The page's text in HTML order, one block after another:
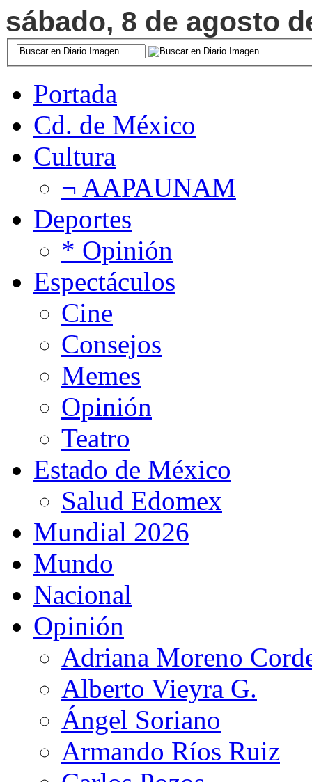
sábado, 8 de agosto
Portada
Cd. de México
Cultura
¬ AAPAUNAM
Deportes
* Opinión
Espectáculos
Cine
Consejos
Memes
Opinión
Teatro
Estado de México
Salud Edomex
Mundial 2026
Mundo
Nacional
Opinión
Adriana Moreno
Alberto Vieyra G.
Ángel Soriano
Armando Ríos Ruiz